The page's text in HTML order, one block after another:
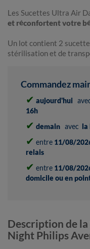
Les Sucettes Ultra Air
et réconfortent votre
Un lot contient 2
stérilisation et de
Commandez
✔ aujourd'hui
16h
✔ demain avec la
✔ entre 11/08/
relais
✔ entre 11/08/
domicile ou en
Description de
Night Philips